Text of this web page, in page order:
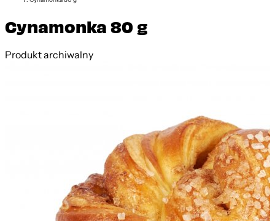
Cynamonka 80 g
Produkt archiwalny